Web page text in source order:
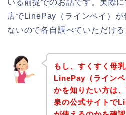
いる前提でのお話です。実際
店でLinePay（ラインペイ）
ないので各自調べていただける
もし、すくすく母
LinePay（ライン
かを知りたい方は
泉の公式サイトで